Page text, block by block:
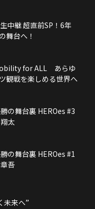
中継 超直前SP！6年
舞台へ！
for ALL あらゆ
観戦を楽しめる世界へ
の舞台裏 HEROes #3
太
の舞台裏 HEROes #1
吾
未来へ”